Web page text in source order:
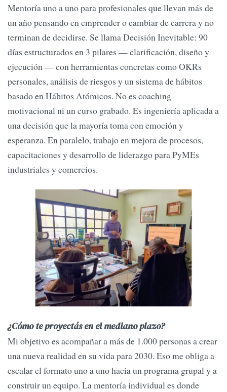
Mentoría uno a uno para profesionales que llevan más de
un año pensando en emprender o cambiar de carrera y no
terminan de decidirse. Se llama Decisión Inevitable: 90
días estructurados en 3 pilares — clarificación, diseño y
ejecución — con herramientas concretas como OKRs
personales, análisis de riesgos y un sistema de hábitos
basado en Hábitos Atómicos. No es coaching
motivacional ni un curso grabado. Es ingeniería aplicada a
una decisión que la mayoría toma con emoción y
esperanza. En paralelo, trabajo en mejora de procesos,
capacitaciones y desarrollo de liderazgo para PyMEs
industriales y comercios.
¿Cómo te proyectás en el mediano plazo?
Mi objetivo es acompañar a más de 1.000 personas a crear
una nueva realidad en su vida para 2030. Eso me obliga a
escalar el formato uno a uno hacia un programa grupal y a
construir un equipo. La mentoría individual es donde